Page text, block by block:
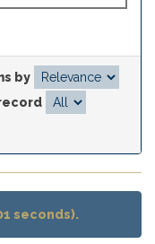
by
seconds).